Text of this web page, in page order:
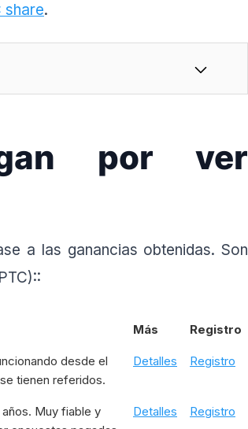
share.
por ver
a las ganancias obtenidas. Son
Más Registro
desde el
tienen referidos.
Detalles Registro
Muy fiable y
Detalles Registro